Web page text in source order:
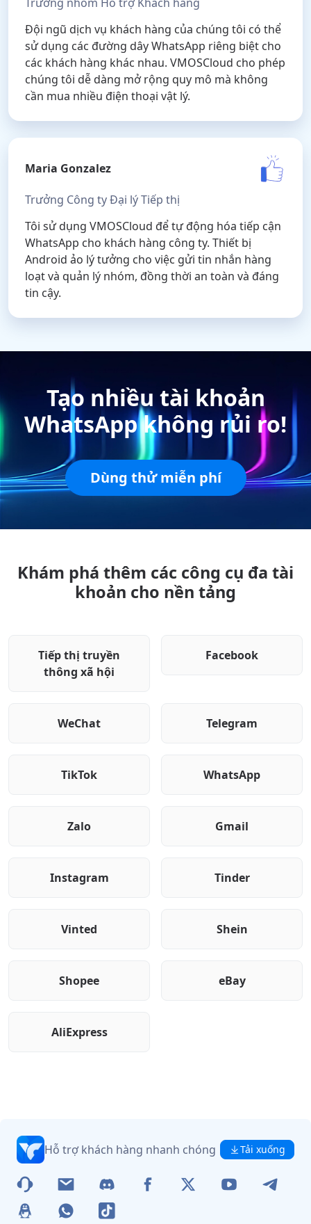
Đội ngũ dịch vụ khách hàng của chúng tôi có thể
sử dụng các đường dây WhatsApp riêng biệt cho
các khách hàng khác nhau. VMOSCloud cho phép
chúng tôi dễ dàng mở rộng quy mô mà không
cần mua nhiều điện thoại vật lý.
Maria Gonzalez
Trưởng Công ty Đại lý Tiếp thị
Tôi sử dụng VMOSCloud để tự động hóa tiếp cận
WhatsApp cho khách hàng công ty. Thiết bị
Android ảo lý tưởng cho việc gửi tin nhắn hàng
loạt và quản lý nhóm, đồng thời an toàn và đáng
tin cậy.
Tạo nhiều tài khoản
WhatsApp không rủi ro!
Dùng thử miễn phí
Khám phá thêm các công cụ đa tài
khoản cho nền tảng
Tiếp thị truyền
thông xã hội
Facebook
WeChat Telegram
TikTok WhatsApp
Zalo Gmail
Instagram Tinder
Vinted Shein
Shopee eBay
AliExpress
Hỗ trợ khách hàng nhanh chóng Tải xuống